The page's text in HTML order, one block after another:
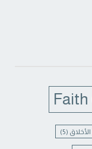
Faith
الأخلاق (5)